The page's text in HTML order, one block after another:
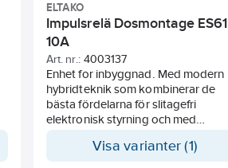
ELTAKO
Impulsrelä Dosmontage ES61
10A
Art. nr.: 4003137
Enhet for inbyggnad. Med modern
hybridteknik som kombinerar de
bästa fördelarna för slitagefri
elektronisk styrning och med
multispänning 8 till 230V AC/DC.
Visa varianter (1)